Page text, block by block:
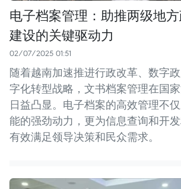
电子档案管理：助推两级地
建设的关键驱动力
02/07/2025 01:51
随着越南加速推进行政改革、数字
字化转型战略，文书档案管理在国
日益凸显。电子档案的高效管理不
能的强劲动力，更为信息查询和开
有效满足领导决策和民众需求。